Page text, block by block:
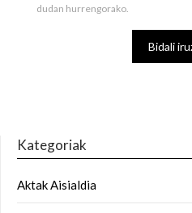
dudan hurrengorako.
Kategoriak
Aktak Aisialdia